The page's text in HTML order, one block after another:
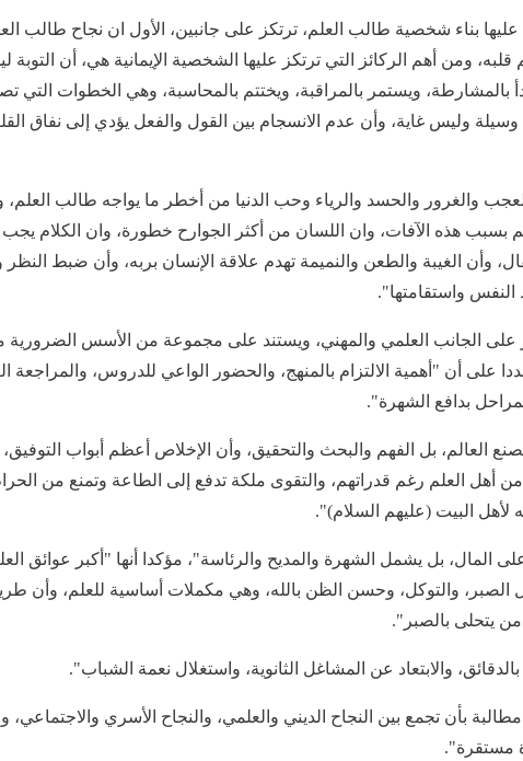
بناء شخصية طالب العلم، ترتكز على جانبين، الأول ان نجاح طالب
ومن أهم الركائز التي ترتكز عليها الشخصية الإيمانية هي، أن التوبة
بالمشارطة، ويستمر بالمراقبة، ويختتم بالمحاسبة، وهي الخطوات التي
وسيلة وليس غاية، وأن عدم الانسجام بين القول والفعل يؤدي إلى نفاق
والغرور والحسد والرياء وحب الدنيا من أخطر ما يواجه طالب العلم،
بسبب هذه الآفات، وان اللسان من أكثر الجوارح خطورة، وان الكلام يجب
وأن الغيبة والطعن والنميمة تهدم علاقة الإنسان بربه، وأن ضبط النظر
واستقامتها".
على الجانب العلمي والمهني، ويستند على مجموعة من الأسس الضرورية
على أن "أهمية الالتزام بالمنهج، والحضور الواعي للدروس، والمراجعة
بدافع الشهرة".
العالم، بل الفهم والبحث والتحقيق، وأن الإخلاص أعظم أبواب
أهل العلم رغم قدراتهم، والتقوى ملكة تدفع إلى الطاعة وتمنع من
لأهل البيت (عليهم السلام)".
المال، بل يشمل الشهرة والمديح والرئاسة"، مؤكدا أنها "أكبر عوائق
الصبر، والتوكل، وحسن الظن بالله، وهي مكملات أساسية للعلم، وأن
يتحلى بالصبر".
والابتعاد عن المشاغل الثانوية، واستغلال نعمة الشباب".
بأن تجمع بين النجاح الديني والعلمي، والنجاح الأسري والاجتماعي،
مستقرة".